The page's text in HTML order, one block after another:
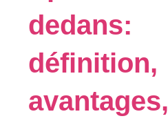
dedans:
définition,
avantages,